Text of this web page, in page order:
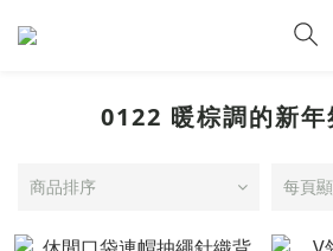
0122 暖棕調的新年
商品排序 每頁